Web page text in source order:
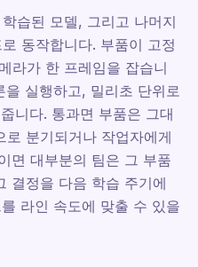
습된 모델, 그리고 나머지
동작합니다. 부품이 고정
라가 한 프레임을 잡습니
실행하고, 밀리초 단위로
니다. 통과면 부품은 그대
분기되거나 작업자에게
면 대부분의 팀은 그 부품
결정을 다음 학습 주기에
라인 속도에 맞출 수 있을